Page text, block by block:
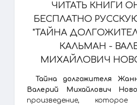
ЧИТАТЬ КНИГИ
БЕСПЛАТНО
"ТАЙНА
КАЛЬМАН -
МИХАЙЛОВИЧ
Тайна долгожителя
Валерий Михайлович
произведение, которое